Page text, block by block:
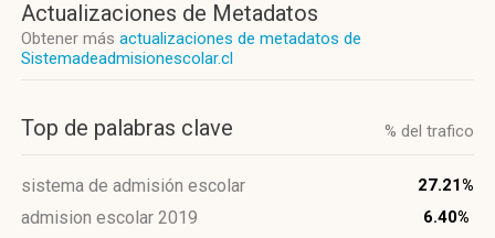
Actualizaciones de Metadatos
Obtener más actualizaciones de metadatos de
Sistemadeadmisionescolar.cl
Top de palabras clave % del trafico
sistema de admisión escolar 27.21%
admision escolar 2019 6.40%